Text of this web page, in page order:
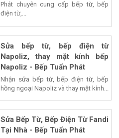
Phát chuyên cung cấp bếp từ, bếp
điện từ,...
Sửa bếp từ, bếp điện từ
Napoliz, thay mặt kính bếp
Napoliz - Bếp Tuấn Phát
Nhận sửa bếp từ, bếp điện từ, bếp
hồng ngoại Napoliz và thay mặt kính...
Sửa Bếp Từ, Bếp Điện Từ Fandi
Tại Nhà - Bếp Tuấn Phát